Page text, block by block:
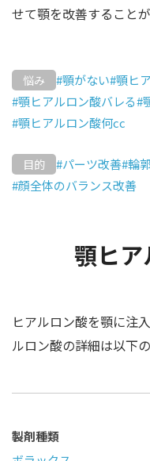
せて顎を改善することが
悩み #顎がない#顎ヒ
#顎ヒアルロン酸バレる#
#顎ヒアルロン酸何cc
目的 #パーツ改善#輪
#顔全体のバランス改善
顎ヒ
ヒアルロン酸を顎に注
ルロン酸の詳細は以下の
製剤種類